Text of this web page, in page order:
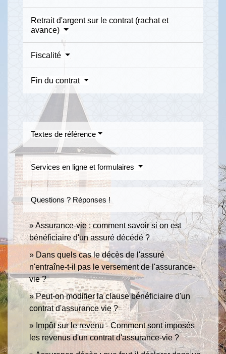
Retrait d'argent sur le contrat (rachat et
avance)
Fiscalité
Fin du contrat
Textes de référence
Services en ligne et formulaires
Questions ? Réponses !
Assurance-vie : comment savoir si on est
bénéficiaire d'un assuré décédé ?
Dans quels cas le décès de l'assuré
n'entraîne-t-il pas le versement de l'assurance-
vie ?
Peut-on modifier la clause bénéficiaire d'un
contrat d'assurance vie ?
Impôt sur le revenu - Comment sont imposés
les revenus d'un contrat d'assurance-vie ?